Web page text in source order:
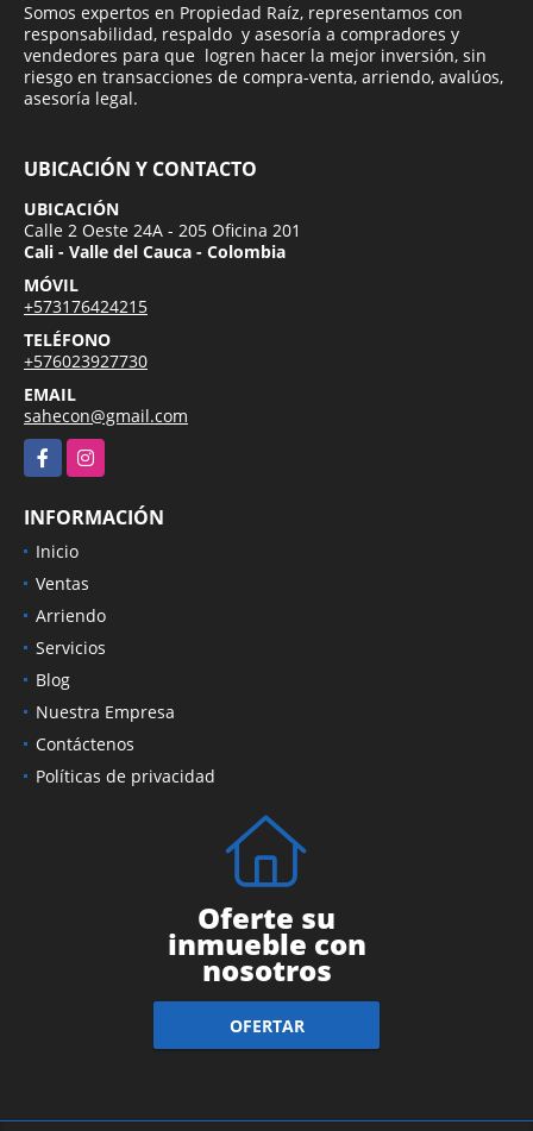
Somos expertos en Propiedad Raíz, representamos con
responsabilidad, respaldo y asesoría a compradores y
vendedores para que logren hacer la mejor inversión, sin
riesgo en transacciones de compra-venta, arriendo, avalúos,
asesoría legal.
UBICACIÓN Y CONTACTO
UBICACIÓN
Calle 2 Oeste 24A - 205 Oficina 201
Cali - Valle del Cauca - Colombia
MÓVIL
+573176424215
TELÉFONO
+576023927730
EMAIL
sahecon@gmail.com
FacebookInstagram
INFORMACIÓN
Inicio
Ventas
Arriendo
Servicios
Blog
Nuestra Empresa
Contáctenos
Oferte su
inmueble con
nosotros
OFERTAR